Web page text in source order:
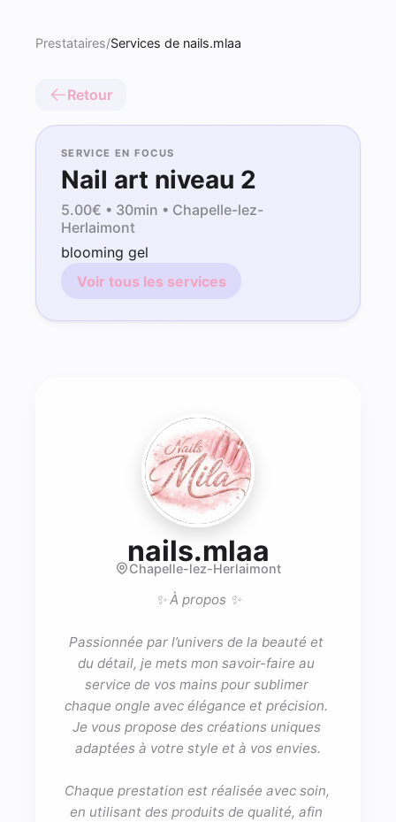
Prestataires/Services de nails.mlaa
Retour
SERVICE EN FOCUS
Nail art niveau 2
5.00€ • 30min • Chapelle-lez-
Herlaimont
blooming gel
Voir tous les services
nails.mlaa
Chapelle-lez-Herlaimont
✨ À propos ✨
Passionnée par l’univers de la beauté et
du détail, je mets mon savoir-faire au
service de vos mains pour sublimer
chaque ongle avec élégance et précision.
Je vous propose des créations uniques
adaptées à votre style et à vos envies.
Chaque prestation est réalisée avec soin,
en utilisant des produits de qualité, afin